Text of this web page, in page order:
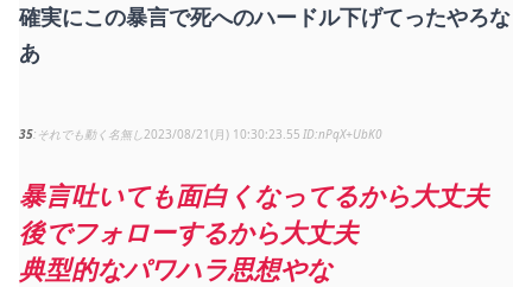
確実にこの暴言で死へのハードル下げてったやろな
あ
35 それでも動く名無し 2023/08/21(月) 10:30:23.55 nPqX+UbK0
暴言吐いても面白くなってるから大丈夫
後でフォローするから大丈夫
典型的なパワハラ思想やな